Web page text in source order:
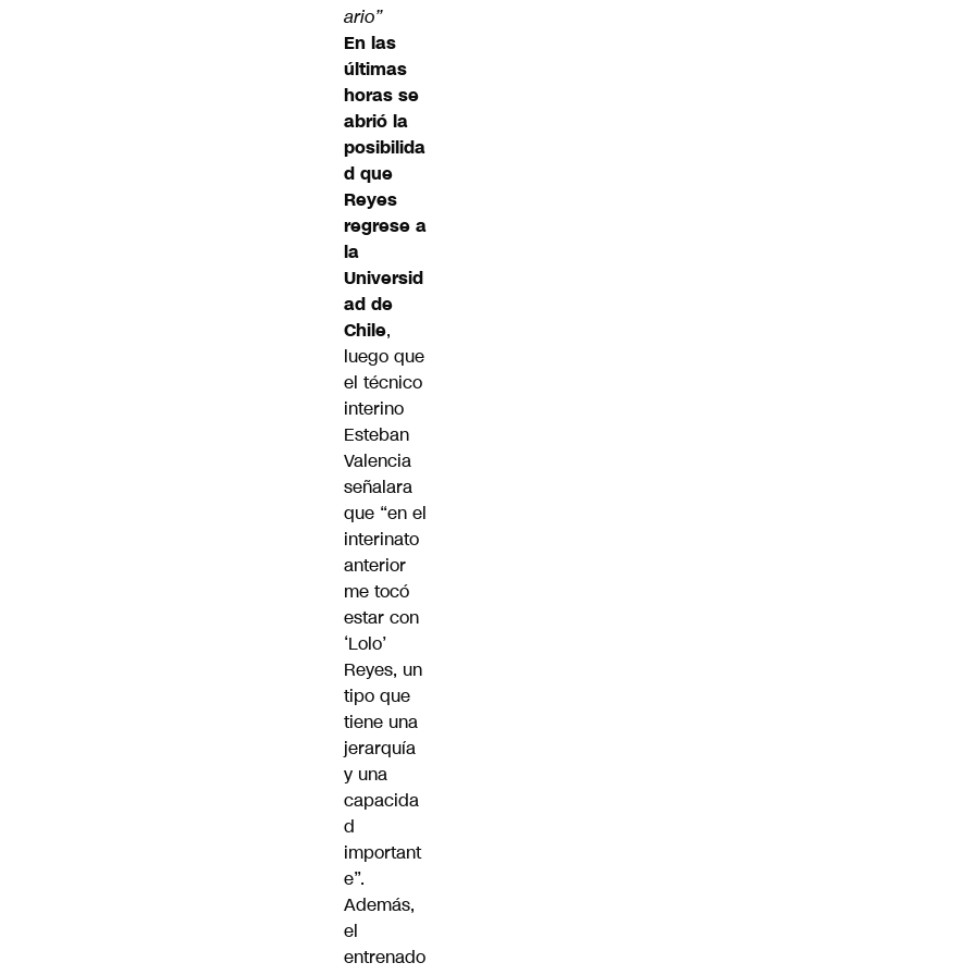
ario”
En las
últimas
horas se
abrió la
posibilida
d que
Reyes
regrese a
la
Universid
ad de
Chile,
luego que
el técnico
interino
Esteban
Valencia
señalara
que “en el
interinato
anterior
me tocó
estar con
‘Lolo’
Reyes, un
tipo que
tiene una
jerarquía
y una
capacida
d
important
e”.
Además,
el
entrenado